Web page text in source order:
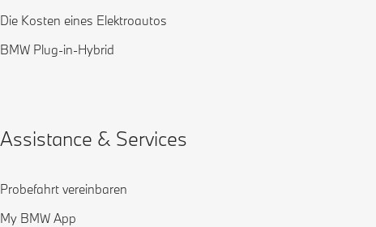
Die Kosten eines Elektroautos
BMW Plug-in-Hybrid
Assistance & Services
Probefahrt vereinbaren
My BMW App